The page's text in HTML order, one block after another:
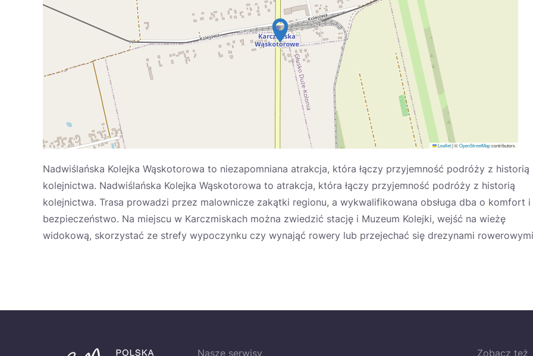
Leaflet|©OpenStreetMapcontributors
Nadwiślańska Kolejka Wąskotorowa to niezapomniana atrakcja, która łączy przyjemność podróży z historią
kolejnictwa. Nadwiślańska Kolejka Wąskotorowa to atrakcja, która łączy przyjemność podróży z historią
kolejnictwa. Trasa prowadzi przez malownicze zakątki regionu, a wykwalifikowana obsługa dba o komfort i
bezpieczeństwo. Na miejscu w Karczmiskach można zwiedzić stację i Muzeum Kolejki, wejść na wieżę
widokową, skorzystać ze strefy wypoczynku czy wynająć rowery lub przejechać się drezynami
Nasze serwisy Zobacz też